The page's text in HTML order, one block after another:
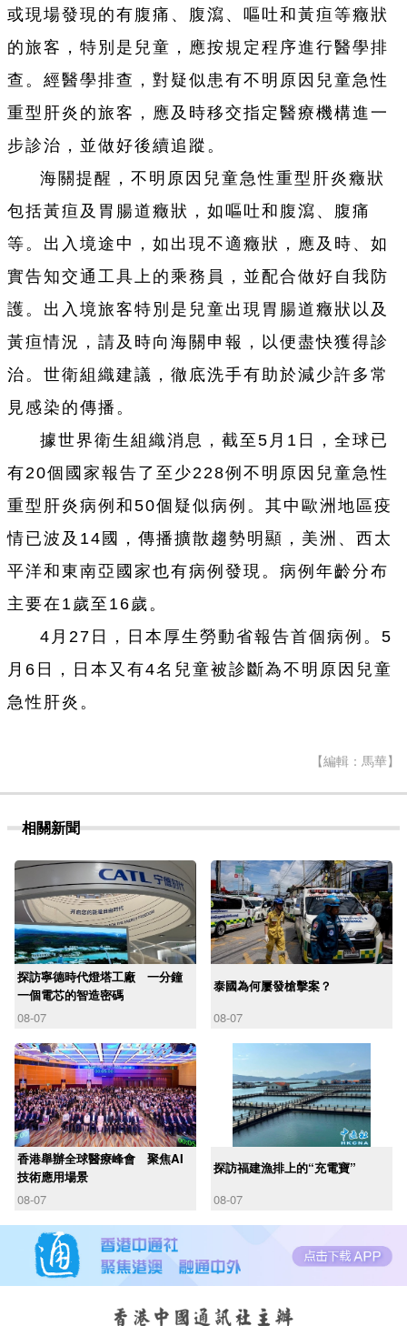
或現場發現的有腹痛、腹瀉、嘔吐和黃疸等癥狀
的旅客，特別是兒童，應按規定程序進行醫學排
查。經醫學排查，對疑似患有不明原因兒童急性
重型肝炎的旅客，應及時移交指定醫療機構進一
步診治，並做好後續追蹤。
海關提醒，不明原因兒童急性重型肝炎癥狀
包括黃疸及胃腸道癥狀，如嘔吐和腹瀉、腹痛
等。出入境途中，如出現不適癥狀，應及時、如
實告知交通工具上的乘務員，並配合做好自我防
護。出入境旅客特別是兒童出現胃腸道癥狀以及
黃疸情況，請及時向海關申報，以便盡快獲得診
治。世衛組織建議，徹底洗手有助於減少許多常
見感染的傳播。
據世界衛生組織消息，截至5月1日，全球已
有20個國家報告了至少228例不明原因兒童急性
重型肝炎病例和50個疑似病例。其中歐洲地區疫
情已波及14國，傳播擴散趨勢明顯，美洲、西太
平洋和東南亞國家也有病例發現。病例年齡分布
主要在1歲至16歲。
4月27日，日本厚生勞動省報告首個病例。5
月6日，日本又有4名兒童被診斷為不明原因兒童
急性肝炎。
【編輯：馬華】
相關新聞
探訪寧德時代燈塔工廠 一分鐘
一個電芯的智造密碼
08-07
泰國為何屢發槍擊案？
08-07
香港舉辦全球醫療峰會 聚焦AI
技術應用場景
08-07
探訪福建漁排上的“充電寶”
08-07